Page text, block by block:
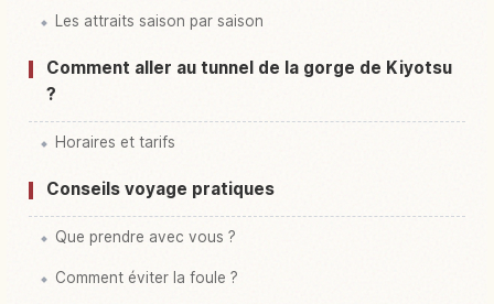
Les attraits saison par saison
Comment aller au tunnel de la gorge de Kiyotsu
?
Horaires et tarifs
Conseils voyage pratiques
Que prendre avec vous ?
Comment éviter la foule ?